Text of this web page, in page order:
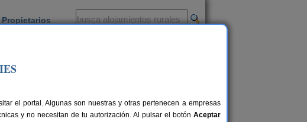
el portal. Algunas son nuestras y otras pertenecen a empresas
y no necesitan de tu autorización. Al pulsar el botón Aceptar